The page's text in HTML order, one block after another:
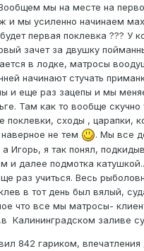
мы на месте на
и мы усиленно начинаем
первая поклевка ??? У
зачет за двушку
в лодке, матросы
начинают стучать
и еще раз зацепы и мы
Там как то вообще скучно
поклевки, сходы , царапки,
не тем
. Мы все
Игорь, я так понял,
и далее подмотка
раз учиться. Весь
в тот день был вялый,
что все мы матросы-
Калининградском заливе
842 гариком, впечатления